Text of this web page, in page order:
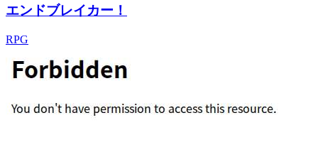
エンドブレイカー！
RPG